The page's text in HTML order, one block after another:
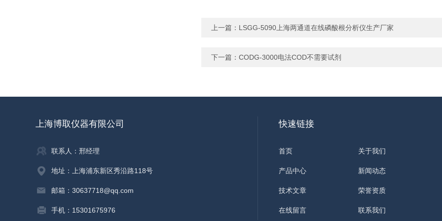
上一篇： LSGG-5090上海两通道在线磷酸根分析仪生产厂家
下一篇： CODG-3000电法COD不需要试剂
上海博取仪器有限公司
联系人：邢经理
地址：上海浦东新区秀沿路118号
邮箱：30637718@qq.com
手机：15301675976
快速链接
首页 关于我们
产品中心 新闻动态
技术文章 荣誉资质
在线留言 联系我们